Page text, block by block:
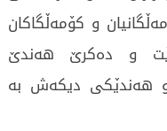
و کۆمەڵگاکان
و دەکرێ هەندێ
هەندێکی دیکەش بە